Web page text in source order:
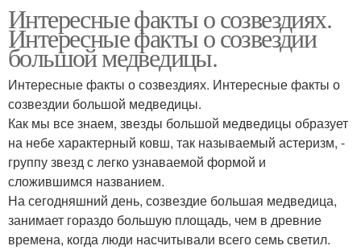
Интересные факты о созвездиях.
Интересные факты о созвездии
большой медведицы.
Интересные факты о созвездиях. Интересные факты о
созвездии большой медведицы.
Как мы все знаем, звезды большой медведицы образует
на небе характерный ковш, так называемый астеризм, -
группу звезд с легко узнаваемой формой и
сложившимся названием.
На сегодняшний день, созвездие большая медведица,
занимает гораздо большую площадь, чем в древние
времена, когда люди насчитывали всего семь светил.